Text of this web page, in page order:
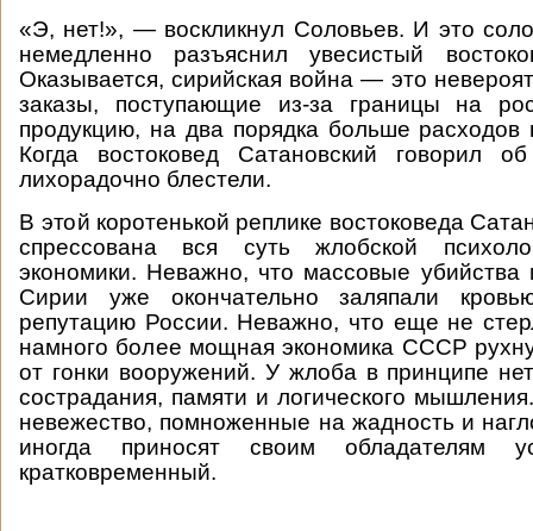
«Э, нет!», — воскликнул Соловьев. И это
немедленно разъяснил увесистый
Оказывается, сирийская война — это
заказы, поступающие из-за границы на
продукцию, на два порядка больше
Когда востоковед Сатановский говорил
лихорадочно блестели.
В этой коротенькой реплике востоковеда
спрессована вся суть жлобской
экономики. Неважно, что массовые
Сирии уже окончательно заляпали
репутацию России. Неважно, что еще не
намного более мощная экономика СССР
от гонки вооружений. У жлоба в принципе
сострадания, памяти и логического
невежество, помноженные на жадность и
иногда приносят своим обладателям
кратковременный.